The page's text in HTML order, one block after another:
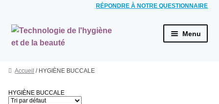
RÉPONDRE À NOTRE QUESTIONNAIRE
Aller à la navigation
Aller au contenu Menu
HYGIÈNE BUCCALE
Brosses à dents électriques
Accueil / HYGIÈNE BUCCALE
HYGIÈNE BUCCALE